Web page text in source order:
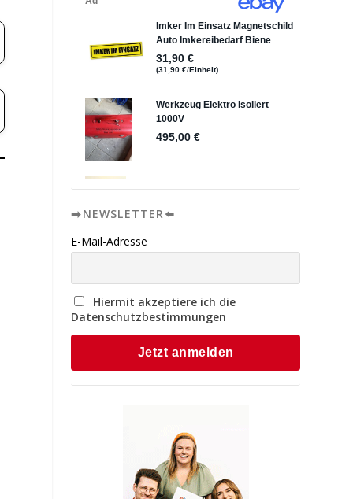
➡️NEWSLETTER⬅️
E-Mail-Adresse
Hiermit akzeptiere ich die
Datenschutzbestimmungen